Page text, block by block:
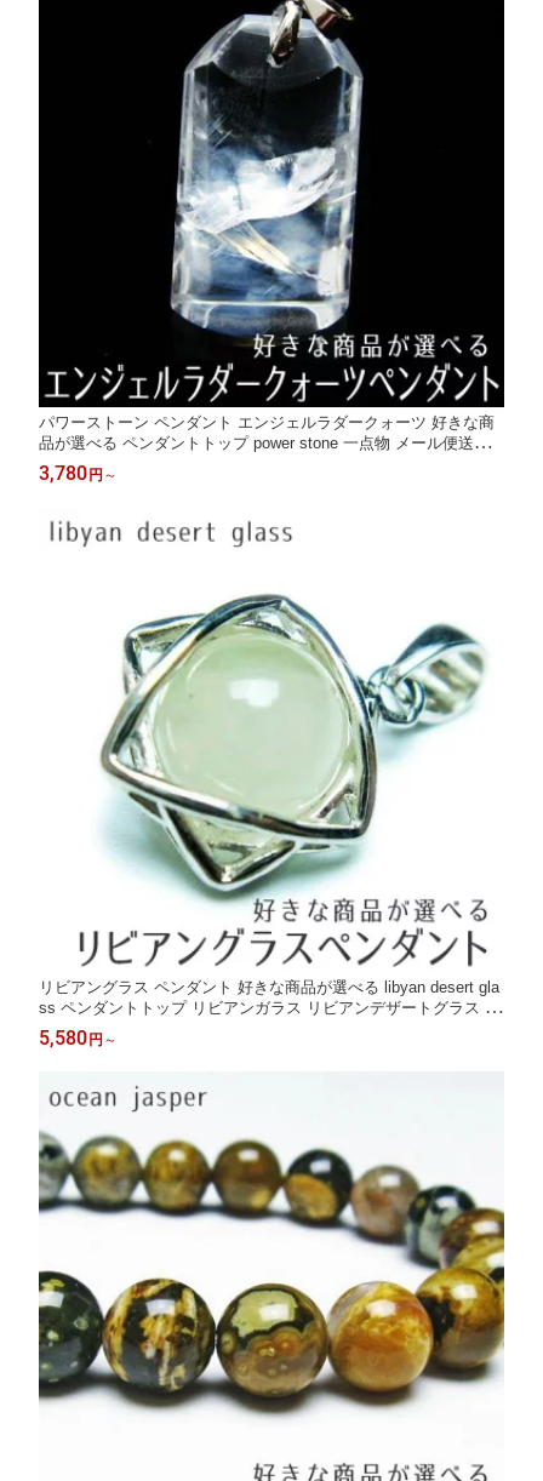
パワーストーン ペンダント エンジェルラダークォーツ 好きな商
品が選べる ペンダントトップ power stone 一点物 メール便送料
無料
3,780円 ～
リビアングラス ペンダント 好きな商品が選べる libyan desert gla
ss ペンダントトップ リビアンガラス リビアンデザートグラス pe
ndant 一点物 送料無料
5,580円 ～